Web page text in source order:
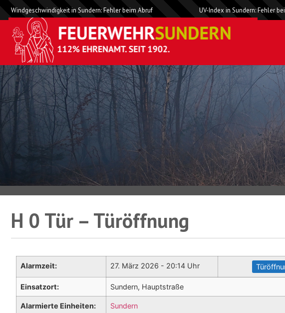
Windgeschwindigkeit in Sundern: Fehler beim Abruf UV-Index in Sundern: Fehler
H 0 Tür – Türöffnung
Alarmzeit: 27. März 2026 - 20:14 Uhr
Einsatzort: Sundern, Hauptstraße
Alarmierte Einheiten: Sundern